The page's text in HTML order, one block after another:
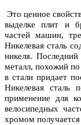
Это ценное
выделке плит и
частей машин,
Никелевая сталь
никеля.
металл, похожий
в стали придает
Никелевая сталь
применение для
велосипедных
хромом получается